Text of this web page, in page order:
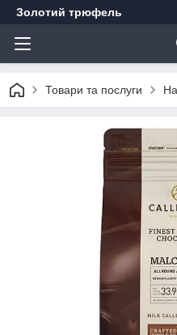
Золотий трюфель
Товари та послуги